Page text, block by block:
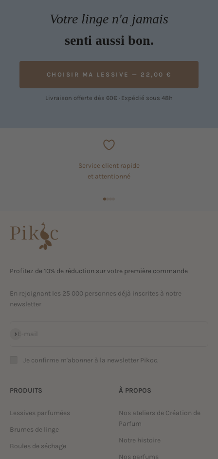
Votre linge n'a jamais
senti aussi bon.
CHOISIR MA LESSIVE — 22,00 €
Livraison offerte dès 60€ · Expédié sous 48h
Service client rapide
et attentionné
Profitez de 10% de réduction sur votre première commande
En rejoignant les 25 000 personnes déjà inscrites à notre
newsletter
E-mail
S'inscrire
Je confirme m'abonner à la newsletter Pikoc.
PRODUITS
Lessives parfumées
Brumes de linge
Boules de séchage
À PROPOS
Nos ateliers de Création de
Parfum
Notre histoire
Nos parfums